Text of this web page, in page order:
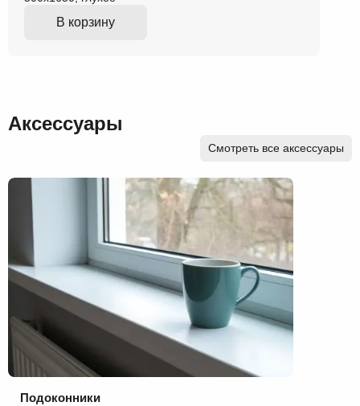
В корзину
Аксессуары
Смотреть все аксессуары
Подоконники